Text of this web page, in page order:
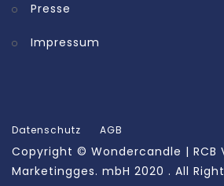
Presse
Impressum
Datenschutz AGB
Copyright © Wondercandle | RCB
Marketingges. mbH 2020 . All